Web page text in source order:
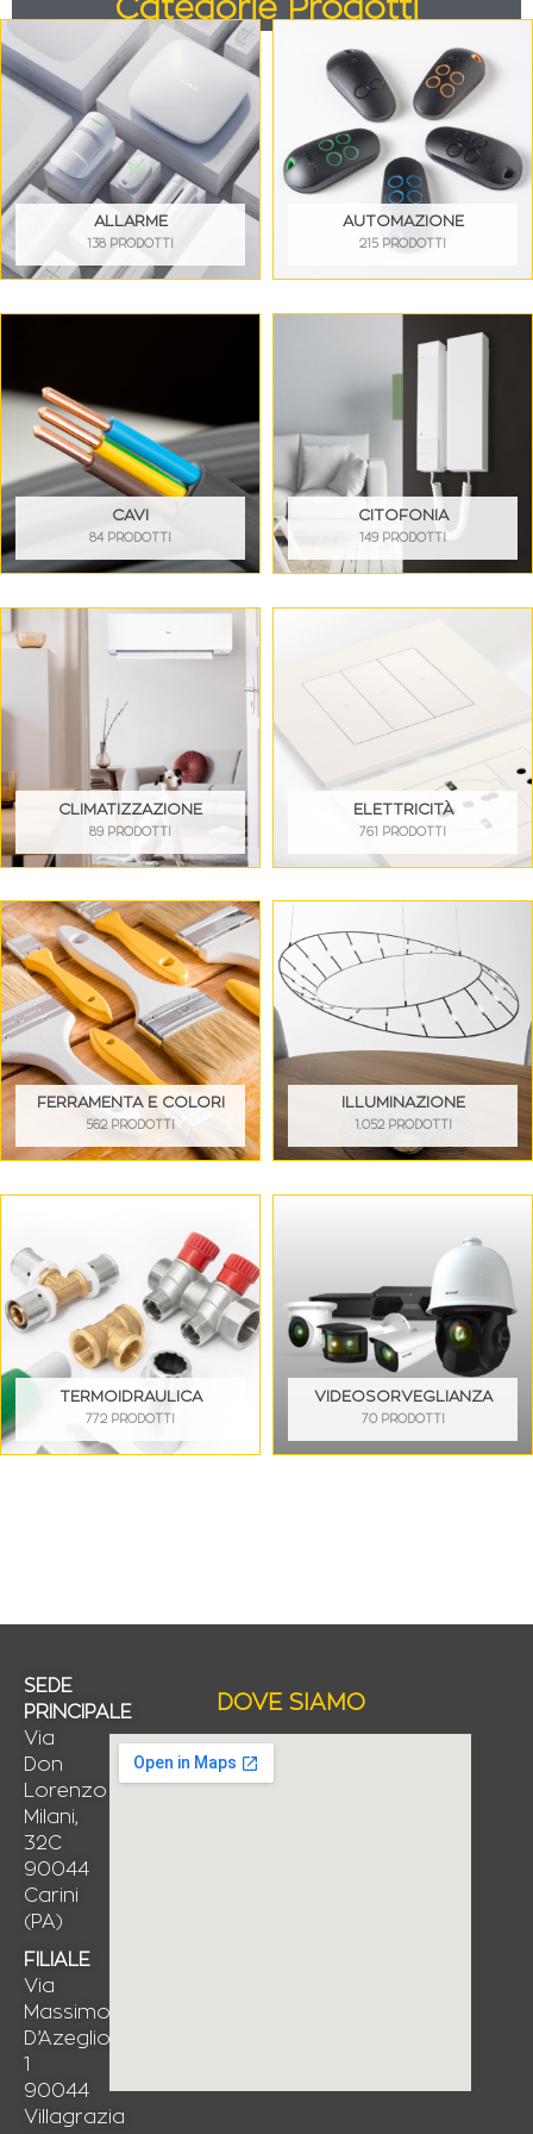
Categorie Prodotti
ALLARME
138 PRODOTTI
AUTOMAZIONE
215 PRODOTTI
CAVI
84 PRODOTTI
CITOFONIA
149 PRODOTTI
CLIMATIZZAZIONE
89 PRODOTTI
ELETTRICITÀ
761 PRODOTTI
FERRAMENTA E COLORI
562 PRODOTTI
ILLUMINAZIONE
1.052 PRODOTTI
TERMOIDRAULICA
772 PRODOTTI
VIDEOSORVEGLIANZA
70 PRODOTTI
SEDE
PRINCIPALE
Via
Don
Lorenzo
Milani,
32C
90044
Carini
(PA)
FILIALE
Via
Massimo
D’Azeglio,
1
90044
Villagrazia
DOVE SIAMO